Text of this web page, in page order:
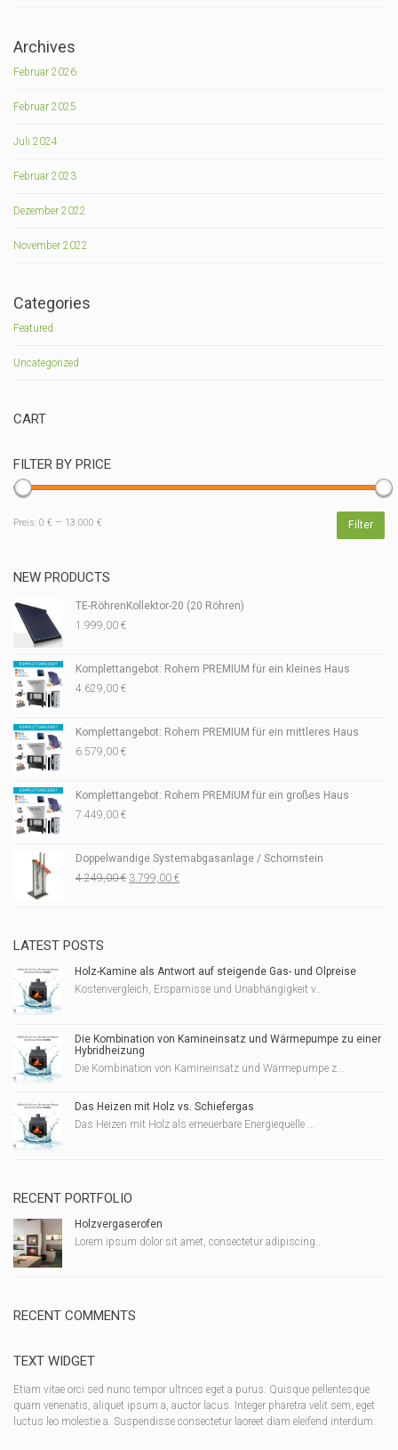
Archives
Februar 2026
Februar 2025
Juli 2024
Februar 2023
Dezember 2022
November 2022
Categories
Featured
Uncategorized
CART
FILTER BY PRICE
Min.
Max.
Filter
Preis: 0 € — 13.000 €
NEW PRODUCTS
TE-RöhrenKollektor-20 (20 Röhren)
1.999,00 €
Komplettangebot: Rohem PREMIUM für ein kleines Haus
4.629,00 €
Komplettangebot: Rohem PREMIUM für ein mittleres Haus
6.579,00 €
Komplettangebot: Rohem PREMIUM für ein großes Haus
7.449,00 €
Doppelwandige Systemabgasanlage / Schornstein
4.249,00€ Ursprünglicher
3.799,00 €Aktueller
LATEST POSTS
Holz-Kamine als Antwort auf steigende Gas- und Ölpreise
Kostenvergleich, Ersparnisse und Unabhängigkeit v...
Die Kombination von Kamineinsatz und Wärmepumpe zu einer
Hybridheizung
Die Kombination von Kamineinsatz und Wärmepumpe z...
Das Heizen mit Holz vs. Schiefergas
Das Heizen mit Holz als erneuerbare Energiequelle ...
RECENT PORTFOLIO
Holzvergaserofen
Lorem ipsum dolor sit amet, consectetur adipiscing...
RECENT COMMENTS
TEXT WIDGET
Etiam vitae orci sed nunc tempor ultrices eget a purus. Quisque pellentesque
quam venenatis, aliquet ipsum a, auctor lacus. Integer pharetra velit sem, eget
luctus leo molestie a. Suspendisse consectetur laoreet diam eleifend interdum.